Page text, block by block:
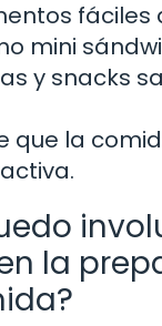
fáciles
mini
y snacks
que la
la